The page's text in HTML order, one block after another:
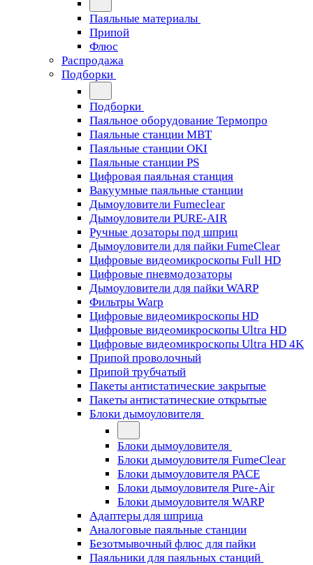
Паяльные материалы
Припой
Флюс
Распродажа
Подборки
Подборки
Паяльное оборудование Термопро
Паяльные станции MBT
Паяльные станции OKI
Паяльные станции PS
Цифровая паяльная станция
Вакуумные паяльные станции
Дымоуловители Fumeclear
Дымоуловители PURE-AIR
Ручные дозаторы под шприц
Дымоуловители для пайки FumeClear
Цифровые видеомикроскопы Full HD
Цифровые пневмодозаторы
Дымоуловители для пайки WARP
Фильтры Warp
Цифровые видеомикроскопы HD
Цифровые видеомикроскопы Ultra HD
Цифровые видеомикроскопы Ultra HD 4K
Припой проволочный
Припой трубчатый
Пакеты антистатические закрытые
Пакеты антистатические открытые
Блоки дымоуловителя
Блоки дымоуловителя
Блоки дымоуловителя FumeClear
Блоки дымоуловителя PACE
Блоки дымоуловителя Pure-Air
Блоки дымоуловителя WARP
Адаптеры для шприца
Аналоговые паяльные станции
Безотмывочный флюс для пайки
Паяльники для паяльных станций